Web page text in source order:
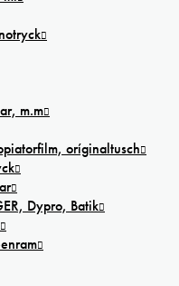
m.m
oríginaltusch
Dypro, Batik